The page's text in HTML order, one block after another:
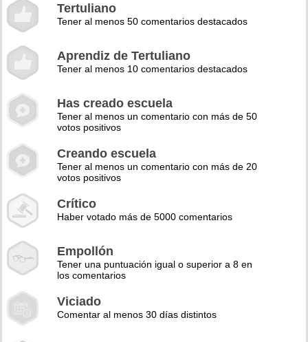
Tertuliano
Tener al menos 50 comentarios destacados
Aprendiz de Tertuliano
Tener al menos 10 comentarios destacados
Has creado escuela
Tener al menos un comentario con más de 50
votos positivos
Creando escuela
Tener al menos un comentario con más de 20
votos positivos
Crítico
Haber votado más de 5000 comentarios
Empollón
Tener una puntuación igual o superior a 8 en
los comentarios
Viciado
Comentar al menos 30 días distintos